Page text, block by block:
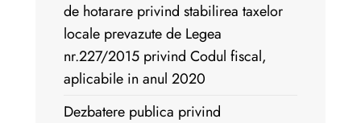
de hotarare privind stabilirea taxelor
locale prevazute de Legea
nr.227/2015 privind Codul fiscal,
aplicabile in anul 2020
Dezbatere publica privind